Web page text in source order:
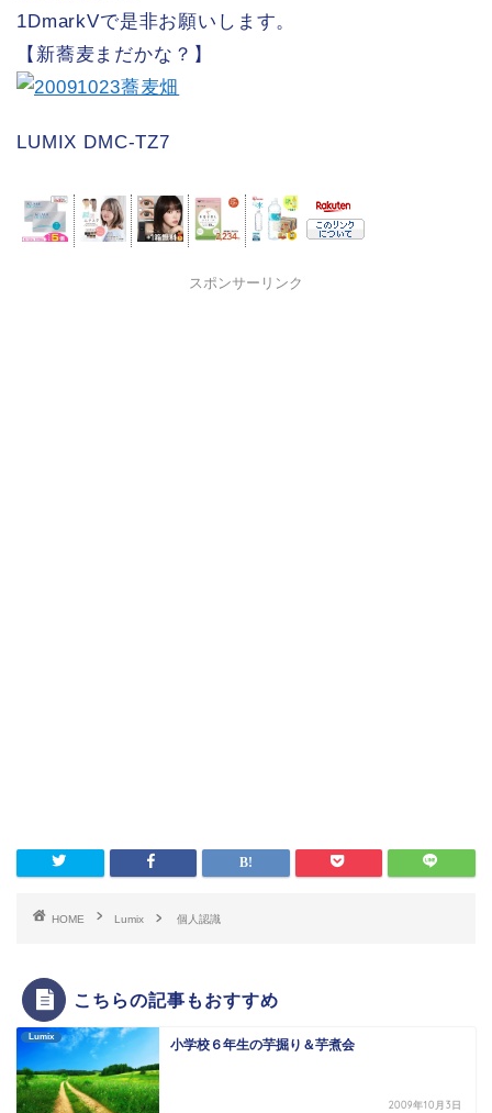
1DmarkVで是非お願いします。
【新蕎麦まだかな？】
LUMIX DMC-TZ7
スポンサーリンク
HOME Lumix 個人認識
こちらの記事もおすすめ
Lumix
小学校６年生の芋掘り＆芋煮会
2009年10月3日